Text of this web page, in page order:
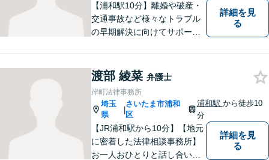
【浦和駅10分】離婚や破産・
交通事故など様々なトラブル
の早期解決に向けてサポート
分からない」という方も多い
と思いますが、皆さんが話し
やすい環境を整えております
ので、お気軽にご相談くださ
い。
詳細を見
る
渡部 綾菜 弁護士
岸町法律事務所
埼玉
県
|
さいたま市浦和
区
浦和駅 から徒歩10
分
【JR浦和駅から10分】【地元
に密着した法律相談事務所】
お一人おひとりと話し合い、
詳細を見
る